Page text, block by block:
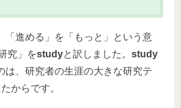
「進める」を「もっと」という意
究」をstudyと訳しました。 study
は、研究者の生涯の大きな研究テ
からです。